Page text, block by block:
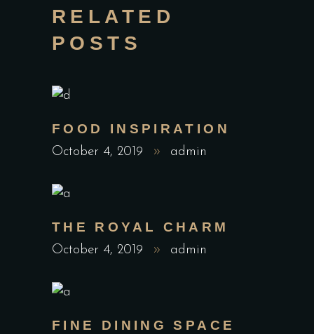
RELATED
POSTS
FOOD INSPIRATION
October 4, 2019 admin
THE ROYAL CHARM
October 4, 2019 admin
FINE DINING SPACE